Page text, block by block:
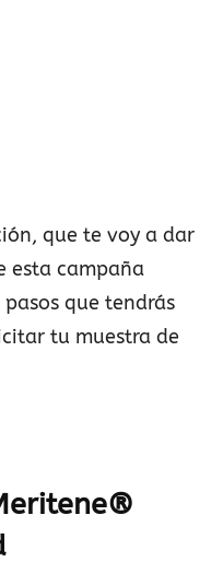
que te voy a dar
esta campaña
que tendrás
tu muestra de